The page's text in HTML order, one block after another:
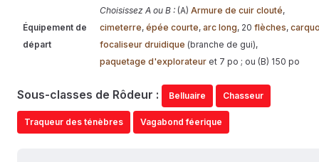
Équipement de
départ
Choisissez A ou B : (A) Armure de cuir clouté,
cimeterre, épée courte, arc long, 20 flèches,
focaliseur druidique (branche de gui),
paquetage d'explorateur et 7 po ; ou (B) 150 po
Sous-classes de Rôdeur : Belluaire Chasseur
Traqueur des ténèbres Vagabond féerique